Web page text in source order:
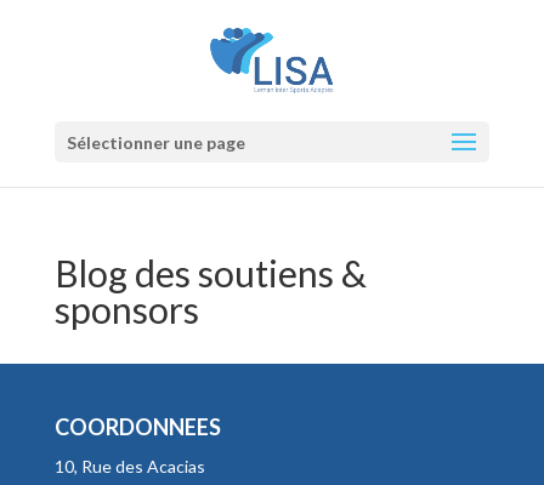
Sélectionner une page
Blog des soutiens &
sponsors
COORDONNEES
10, Rue des Acacias